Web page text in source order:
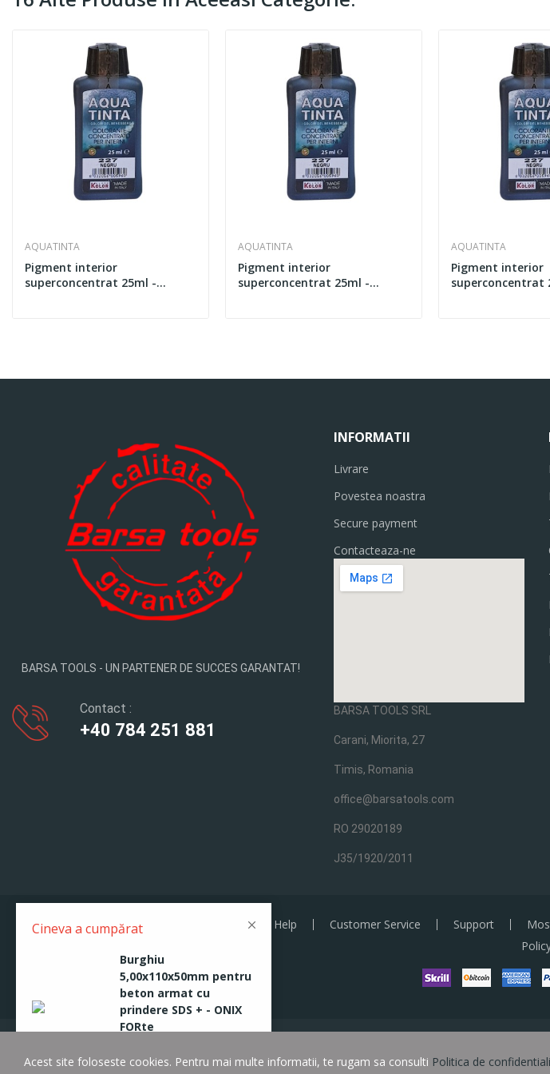
AQUATINTA
Pigment interior
superconcentrat 25ml -
AQUATINTA
Pigment interior
superconcentrat 25ml -
AQUATINTA
Pigment interior
superconcentrat
BARSA TOOLS - UN PARTENER DE SUCCES GARANTAT!
Contact :
+40 784 251 881
INFORMATII
Livrare
Povestea noastra
Secure payment
Contacteaza-ne
BARSA TOOLS SRL
Carani, Miorita, 27
Timis, Romania
office@barsatools.com
RO 29020189
J35/1920/2011
Acces clienti B to B Help Customer Service Support
Copyright © BARSA TOOLS.
Cineva a cumpărat
Burghiu
5,00x110x50mm pentru
beton armat cu
prindere SDS + - ONIX
FORte
Acest site foloseste cookies. Pentru mai multe informatii, te rugam sa consulti Politica de